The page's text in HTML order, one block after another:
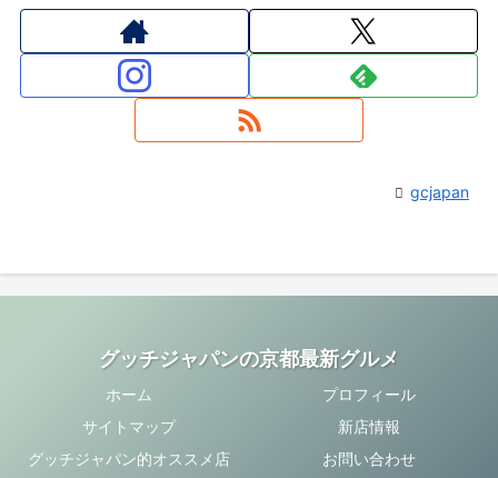
gcjapan
グッチジャパンの京都最新グルメ
ホーム
プロフィール
サイトマップ
新店情報
グッチジャパン的オススメ店
お問い合わせ